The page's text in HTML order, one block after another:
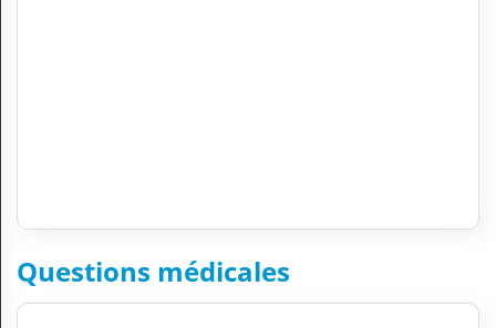
Questions médicales